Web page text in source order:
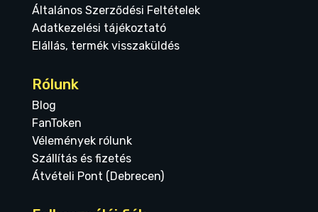
Általános Szerződési Feltételek
Adatkezelési tájékoztató
Elállás, termék visszaküldés
Rólunk
Blog
FanToken
Vélemények rólunk
Szállítás és fizetés
Átvételi Pont (Debrecen)